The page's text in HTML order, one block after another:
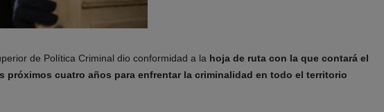
de Política Criminal dio conformidad a la hoja de ruta con la que contará el
próximos cuatro años para enfrentar la criminalidad en todo el territorio